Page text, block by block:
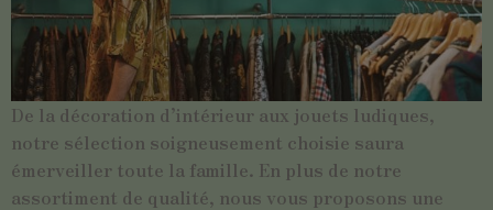
De la décoration d’intérieur aux jouets ludiques,
notre sélection soigneusement choisie saura
émerveiller toute la famille. En plus de notre
assortiment de qualité, nous vous proposons une